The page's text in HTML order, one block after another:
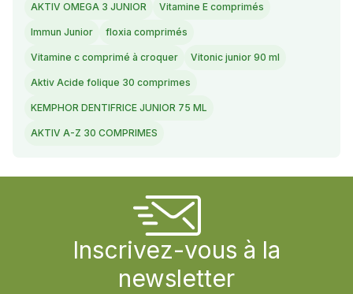
AKTIV OMEGA 3 JUNIOR Vitamine E comprimés
Immun Junior floxia comprimés
Vitamine c comprimé à croquer Vitonic junior 90 ml
Aktiv Acide folique 30 comprimes
KEMPHOR DENTIFRICE JUNIOR 75 ML
AKTIV A-Z 30 COMPRIMES
Inscrivez-vous à la
newsletter